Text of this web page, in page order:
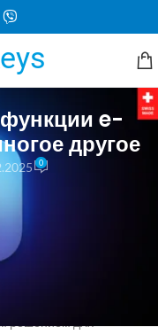
e-
другое
0
улучшенное
пользователей